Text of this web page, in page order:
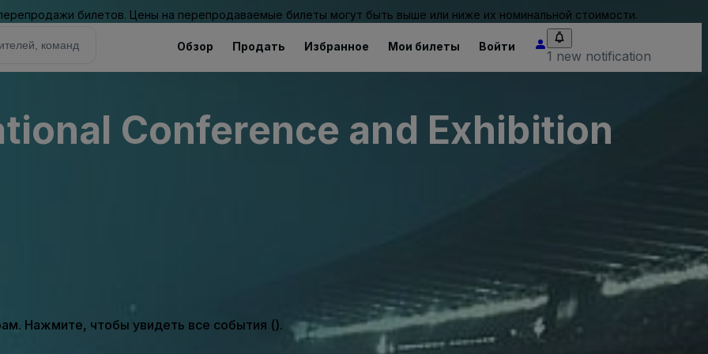
билетов. Цены на перепродаваемые билеты могут быть выше или ниже их номинальной стоимости.
Обзор Продать Избранное Мои билеты Войти
1 new notification
Conference and Exhibition
Нажмите, чтобы увидеть все события ().